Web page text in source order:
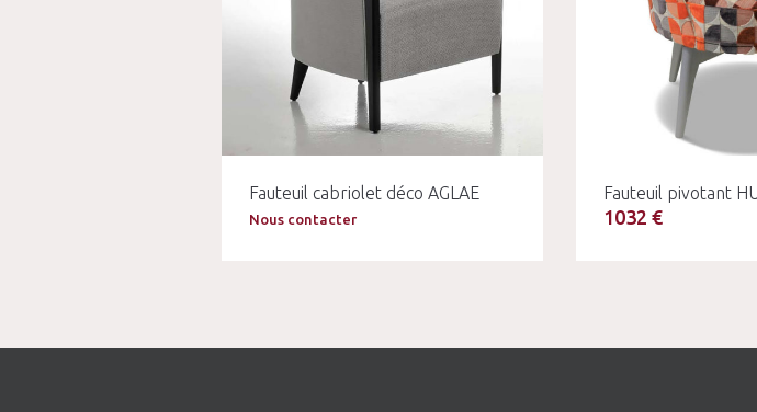
Fauteuil cabriolet déco AGLAE
Nous contacter
Fauteuil pivotant
1032 €